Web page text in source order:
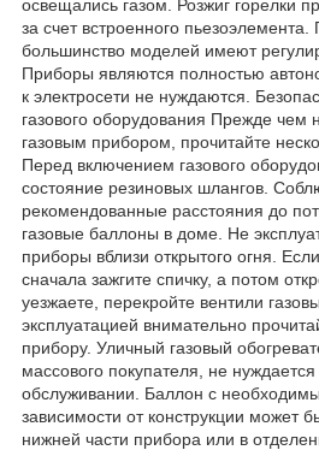
освещались газом. Розжиг горелки
за счет встроенного
большинство моделей имеют
Приборы являются полностью
к электросети не нуждаются.
газового оборудования Прежде чем
газовым прибором, прочитайте
Перед включением газового
состояние резиновых шлангов.
рекомендованные расстояния до
газовые баллоны в доме. Не
приборы вблизи открытого огня.
сначала зажгите спичку, а потом
уезжаете, перекройте вентили
эксплуатацией внимательно
прибору. Уличный газовый
массового покупателя, не
обслуживании. Баллон с
зависимости от конструкции может
нижней части прибора или в